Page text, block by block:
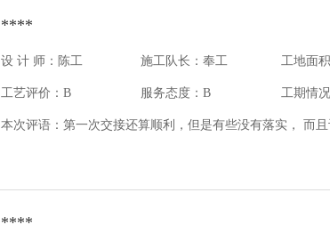
****
设 计 师：陈工 施工队长：奉工 工地面
工艺评价：B 服务态度：B 工期情
本次评语： 第一次交接还算顺利，但是有些没有落实， 而
****